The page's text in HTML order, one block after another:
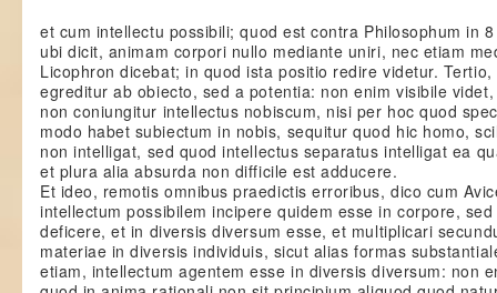
et cum intellectu possibili; quod est contra Philosophum in
ubi dicit, animam corpori nullo mediante uniri, nec etiam
Licophron dicebat; in quod ista positio redire videtur.
egreditur ab obiecto, sed a potentia: non enim visibile
non coniungitur intellectus nobiscum, nisi per hoc quod
modo habet subiectum in nobis, sequitur quod hic homo,
non intelligat, sed quod intellectus separatus intelligat ea
et plura alia absurda non difficile est adducere.
Et ideo, remotis omnibus praedictis erroribus, dico cum
intellectum possibilem incipere quidem esse in corpore,
deficere, et in diversis diversum esse, et multiplicari
materiae in diversis individuis, sicut alias formas
etiam, intellectum agentem esse in diversis diversum: non